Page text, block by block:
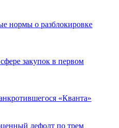
нормы о разблокировке
закупок в первом
«Кванта»
дефолт по трем